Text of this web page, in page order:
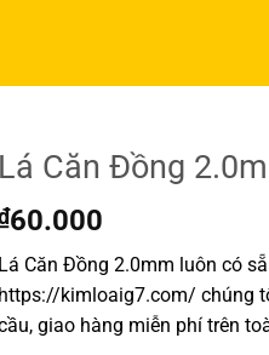
Lá Căn Đồng
60.000
Lá Căn Đồng 2.0mm luôn có
https://kimloaig7.com/ chúng
giao hàng miễn phí trên